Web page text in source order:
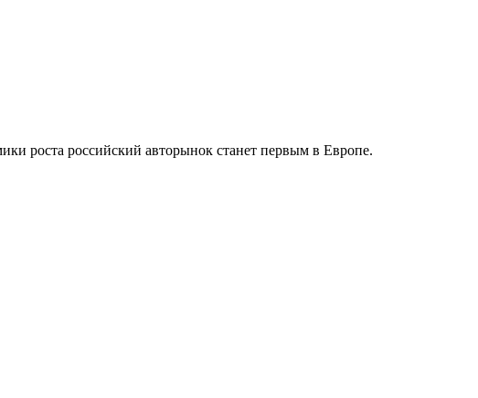
роста российский авторынок станет первым в Европе.